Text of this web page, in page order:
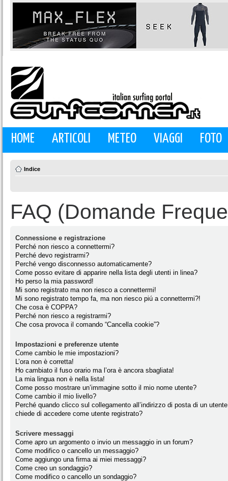
HOME ARTICOLI METEO VIAGGI FOTO
Indice
FAQ (Domande
Connessione e registrazione
Perché non riesco a connettermi?
Perché devo registrarmi?
Perché vengo disconnesso automaticamente?
Come posso evitare di apparire nella lista degli utenti in linea?
Ho perso la mia password!
Mi sono registrato ma non riesco a connettermi!
Mi sono registrato tempo fa, ma non riesco piú a connettermi?!
Che cosa è COPPA?
Perché non riesco a registrarmi?
Che cosa provoca il comando “Cancella cookie”?
Impostazioni e preferenze utente
Come cambio le mie impostazioni?
L’ora non è corretta!
Ho cambiato il fuso orario ma l’ora è ancora sbagliata!
La mia lingua non è nella lista!
Come posso mostrare un’immagine sotto il mio nome utente?
Come cambio il mio livello?
Perché quando clicco sul collegamento all’indirizzo di posta di un
chiede di accedere come utente registrato?
Scrivere messaggi
Come apro un argomento o invio un messaggio in un forum?
Come modifico o cancello un messaggio?
Come aggiungo una firma ai miei messaggi?
Come creo un sondaggio?
Come modifico o cancello un sondaggio?